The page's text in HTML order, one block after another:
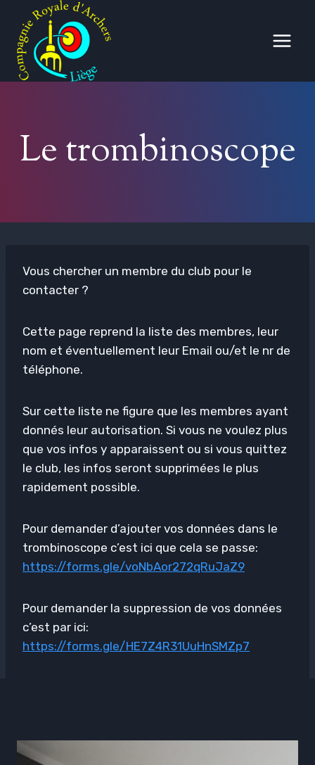
contenu
Le trombinoscope
Vous chercher un membre du club pour le
contacter ?
Cette page reprend la liste des membres, leur
nom et éventuellement leur Email ou/et le nr de
téléphone.
Sur cette liste ne figure que les membres ayant
donnés leur autorisation. Si vous ne voulez plus
que vos infos y apparaissent ou si vous quittez
le club, les infos seront supprimées le plus
rapidement possible.
Pour demander d’ajouter vos données dans le
trombinoscope c’est ici que cela se passe:
https://forms.gle/voNbAor272qRuJaZ9
Pour demander la suppression de vos données
c’est par ici:
https://forms.gle/HE7Z4R31UuHnSMZp7